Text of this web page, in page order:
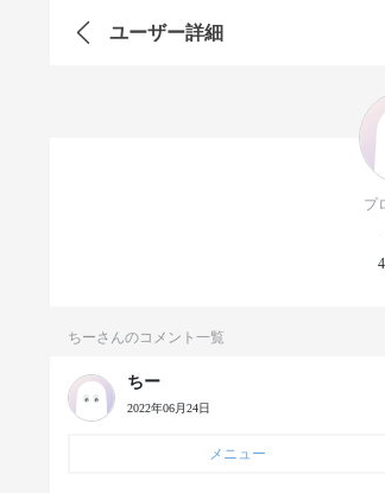
ユーザー詳細
プ
ちーさんのコメント一覧
ちー
2022年06月24日
メニュー